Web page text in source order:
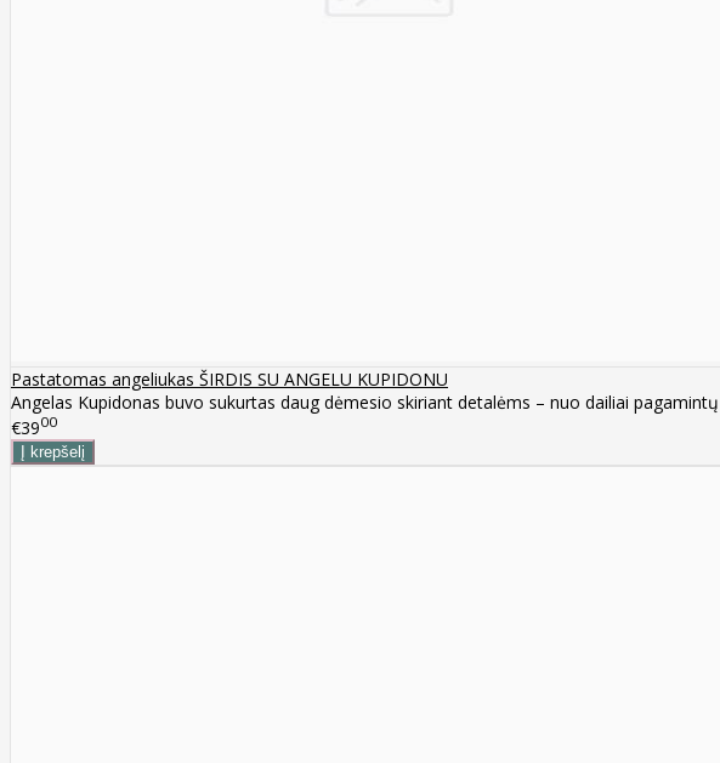
Pastatomas angeliukas ŠIRDIS SU ANGELU KUPIDONU
Angelas Kupidonas buvo sukurtas daug dėmesio skiriant detalėms – nuo ​​dailiai pagamintų
€3900